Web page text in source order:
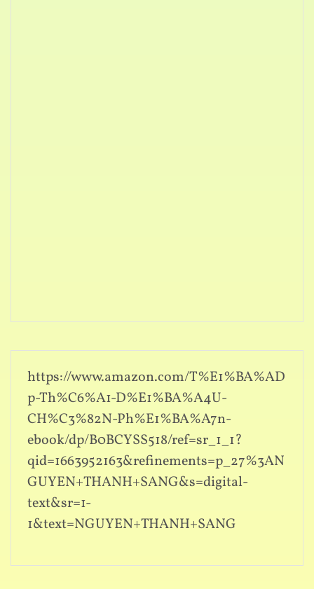
https://www.amazon.com/T%E1%BA%AD
p-Th%C6%A1-D%E1%BA%A4U-
CH%C3%82N-Ph%E1%BA%A7n-
ebook/dp/B0BCYSS518/ref=sr_1_1?
qid=1663952163&refinements=p_27%3AN
GUYEN+THANH+SANG&s=digital-
text&sr=1-
1&text=NGUYEN+THANH+SANG